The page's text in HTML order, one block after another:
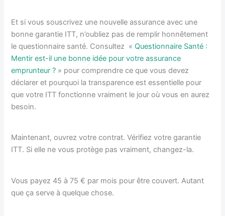
Et si vous souscrivez une nouvelle assurance avec une
bonne garantie ITT, n’oubliez pas de remplir honnêtement
le questionnaire santé. Consultez « Questionnaire Santé :
Mentir est-il une bonne idée pour votre assurance
emprunteur ? » pour comprendre ce que vous devez
déclarer et pourquoi la transparence est essentielle pour
que votre ITT fonctionne vraiment le jour où vous en aurez
besoin.
Maintenant, ouvrez votre contrat. Vérifiez votre garantie
ITT. Si elle ne vous protège pas vraiment, changez-la.
Vous payez 45 à 75 € par mois pour être couvert. Autant
que ça serve à quelque chose.